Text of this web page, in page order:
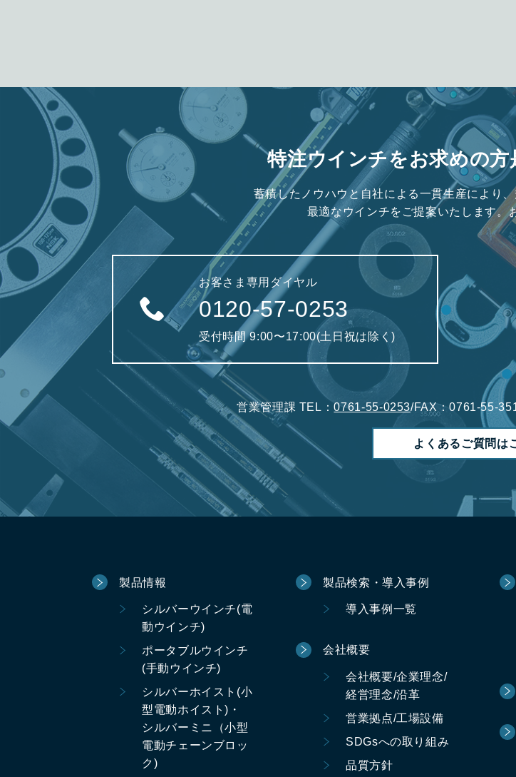
特注ウインチをお求めの
蓄積したノウハウと自社による一貫生産により
最適なウインチをご提案いたします。
お客さま専用ダイヤル
0120-57-0253
受付時間 9:00〜17:00(土日祝は除く)
営業管理課 TEL：0761-55-0253/FAX：0761-55-
よくあるご質問は
製品情報
シルバーウインチ(電
動ウインチ)
ポータブルウインチ
(手動ウインチ)
シルバーホイスト(小
型電動ホイスト)・
シルバーミニ（小型
電動チェーンブロッ
ク)
製品検索・導入事例
導入事例一覧
会社概要
会社概要/企業理念/
経営理念/沿革
営業拠点/工場設備
SDGsへの取り組み
品質方針